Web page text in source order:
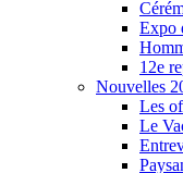
Expo
12e
Nouvelles
Les
Le